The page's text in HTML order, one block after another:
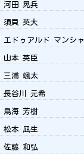
河田 晃兵
須貝 英大
エドゥアルド マンシャ
山本 英臣
三浦 颯太
長谷川 元希
鳥海 芳樹
松本 凪生
佐藤 和弘